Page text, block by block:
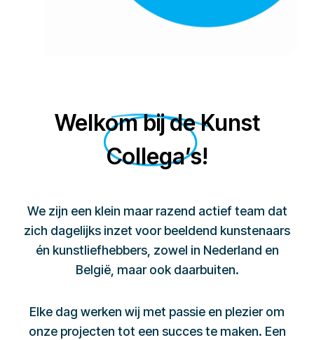
Welkom bij de Kunst
Collega’s!
We zijn een klein maar razend actief team dat
zich dagelijks inzet voor beeldend kunstenaars
én kunstliefhebbers, zowel in Nederland en
België, maar ook daarbuiten.
Elke dag werken wij met passie en plezier om
onze projecten tot een succes te maken. Een